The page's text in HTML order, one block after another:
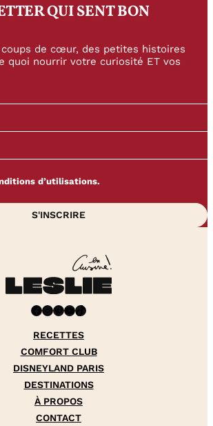
QUI SENT BON
de cœur, des petites histoires
quoi nourrir votre curiosité ET vos
d’utilisations.
Facebook InstagramPinterest YouTube TikTok
RECETTES
COMFORT CLUB
DISNEYLAND PARIS
DESTINATIONS
À PROPOS
CONTACT